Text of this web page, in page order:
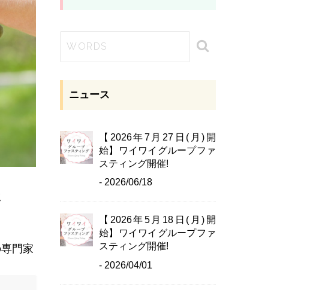
門家
ニュース
【2026年7月27日(月)開
始】ワイワイグループファ
スティング開催!
- 2026/06/18
【2026年5月18日(月)開
始】ワイワイグループファ
スティング開催!
- 2026/04/01